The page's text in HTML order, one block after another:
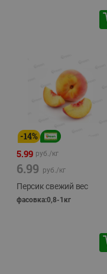
-14%
5.99 руб./кг
6.99 руб./кг
Персик свежий вес
фасовка:0,8-1кг